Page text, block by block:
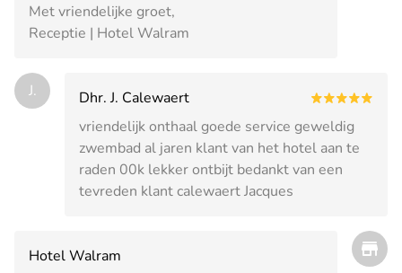
Met vriendelijke groet,
Receptie | Hotel Walram
J.
Dhr. J. Calewaert
vriendelijk onthaal goede service geweldig
zwembad al jaren klant van het hotel aan te
raden 00k lekker ontbijt bedankt van een
tevreden klant calewaert Jacques
Hotel Walram